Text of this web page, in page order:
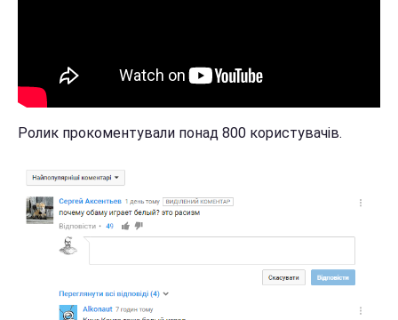
Ролик прокоментували понад 800 користувачів.